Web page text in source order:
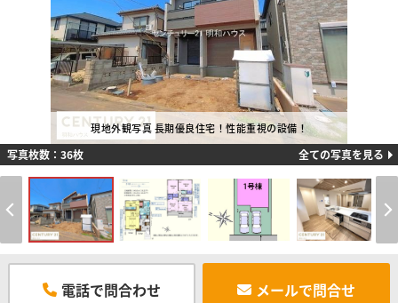
現地外観写真 長期優良住宅！性能重視の設備！
写真枚数：36枚 全ての写真を見る
電話で問合わせ メールで問合せ